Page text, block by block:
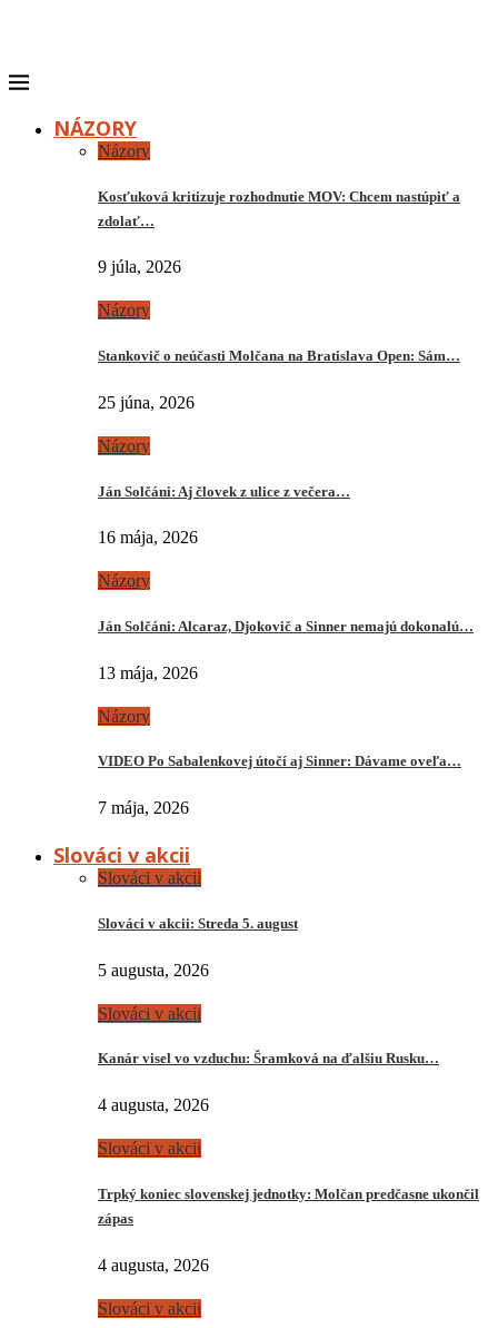
NÁZORY
Názory
Kosťuková kritizuje rozhodnutie MOV: Chcem nastúpiť a
zdolať…
9 júla, 2026
Názory
Stankovič o neúčasti Molčana na Bratislava Open: Sám…
25 júna, 2026
Názory
Ján Solčáni: Aj človek z ulice z večera…
16 mája, 2026
Názory
Ján Solčáni: Alcaraz, Djokovič a Sinner nemajú dokonalú…
13 mája, 2026
Názory
VIDEO Po Sabalenkovej útočí aj Sinner: Dávame oveľa…
7 mája, 2026
Slováci v akcii
Slováci v akcii
Slováci v akcii: Streda 5. august
5 augusta, 2026
Slováci v akcii
Kanár visel vo vzduchu: Šramková na ďalšiu Rusku…
4 augusta, 2026
Slováci v akcii
Trpký koniec slovenskej jednotky: Molčan predčasne ukončil
zápas
4 augusta, 2026
Slováci v akcii